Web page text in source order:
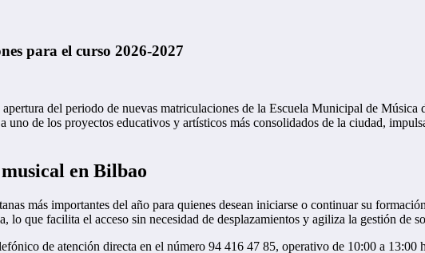
para el curso 2026-2027
del periodo de nuevas matriculaciones de la Escuela Municipal de
uno de los proyectos educativos y artísticos más consolidados de la ciudad,
en Bilbao
más importantes del año para quienes desean iniciarse o continuar su
que facilita el acceso sin necesidad de desplazamientos y agiliza la gestión de
de atención directa en el número 94 416 47 85, operativo de 10:00 a 13:00